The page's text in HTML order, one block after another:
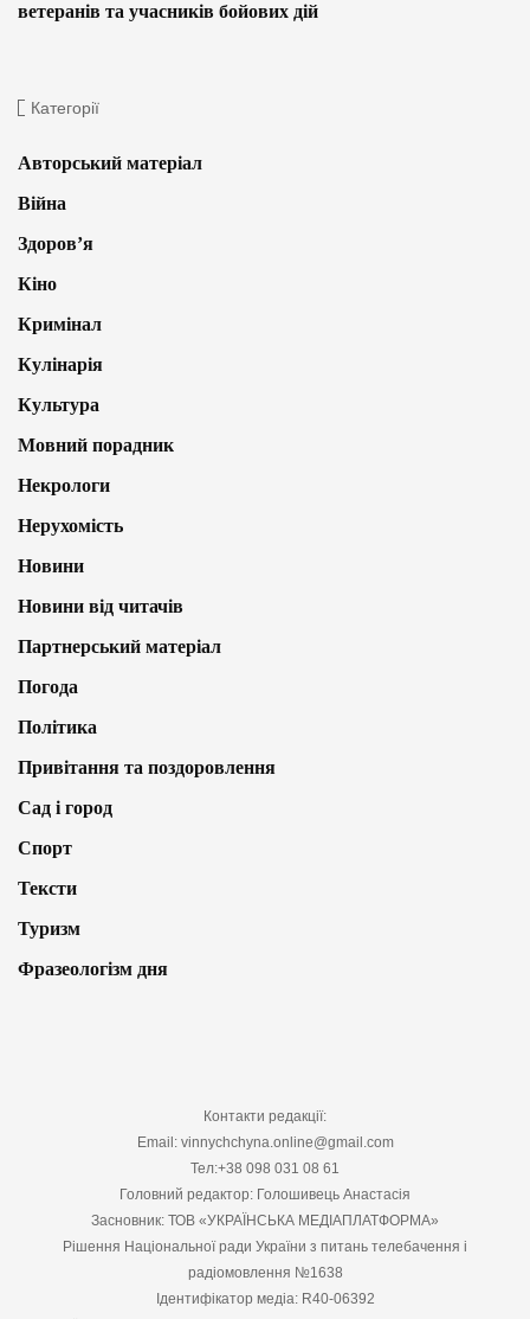
ветеранів та учасників бойових дій
Категорії
Авторський матеріал
Війна
Здоров’я
Кіно
Кримінал
Кулінарія
Культура
Мовний порадник
Некрологи
Нерухомість
Новини
Новини від читачів
Партнерський матеріал
Погода
Політика
Привітання та поздоровлення
Сад і город
Спорт
Тексти
Туризм
Фразеологізм дня
Контакти редакції:
Email: vinnychchyna.online@gmail.com
Тел:+38 098 031 08 61
Головний редактор: Голошивець Анастасія
Засновник: ТОВ «УКРАЇНСЬКА МЕДІАПЛАТФОРМА»
Рішення Національної ради України з питань телебачення і
радіомовлення №1638
Ідентифікатор медіа: R40-06392